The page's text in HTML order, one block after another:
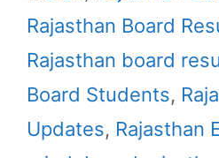
Rajasthan Board
Rajasthan board
Board Students,
Updates, Rajasthan